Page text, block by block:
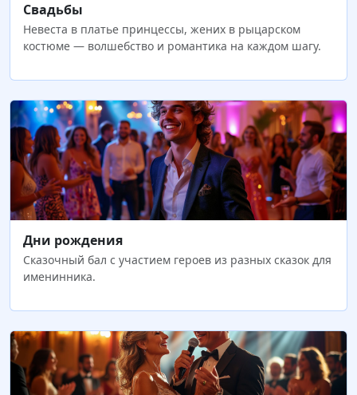
Свадьбы
Невеста в платье принцессы, жених в рыцарском
костюме — волшебство и романтика на каждом шагу.
Дни рождения
Сказочный бал с участием героев из разных сказок для
именинника.